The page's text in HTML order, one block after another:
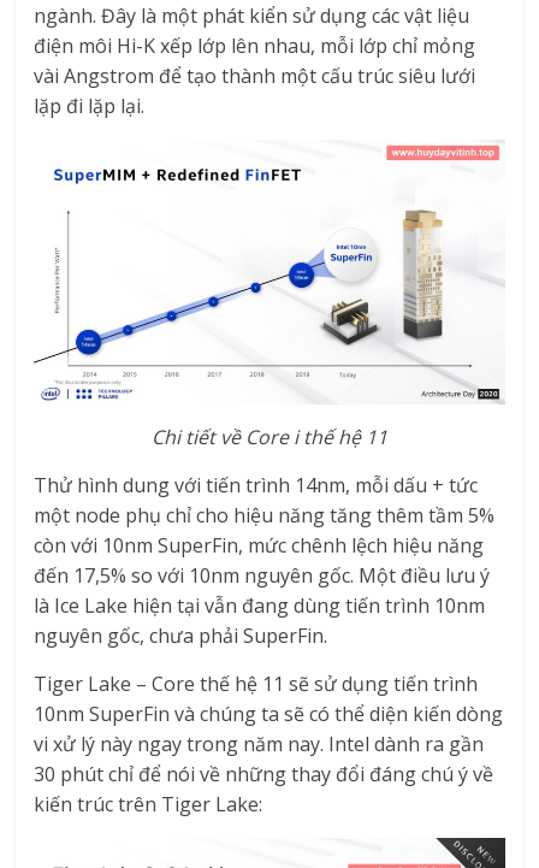
ngành. Đây là một phát kiển sử dụng các vật liệu
điện môi Hi-K xếp lớp lên nhau, mỗi lớp chỉ mỏng
vài Angstrom để tạo thành một cấu trúc siêu lưới
lặp đi lặp lại.
Chi tiết về Core i thế hệ 11
Thử hình dung với tiến trình 14nm, mỗi dấu + tức
một node phụ chỉ cho hiệu năng tăng thêm tầm 5%
còn với 10nm SuperFin, mức chênh lệch hiệu năng
đến 17,5% so với 10nm nguyên gốc. Một điều lưu ý
là Ice Lake hiện tại vẫn đang dùng tiến trình 10nm
nguyên gốc, chưa phải SuperFin.
Tiger Lake – Core thế hệ 11 sẽ sử dụng tiến trình
10nm SuperFin và chúng ta sẽ có thể diện kiến dòng
vi xử lý này ngay trong năm nay. Intel dành ra gần
30 phút chỉ để nói về những thay đổi đáng chú ý về
kiến trúc trên Tiger Lake: